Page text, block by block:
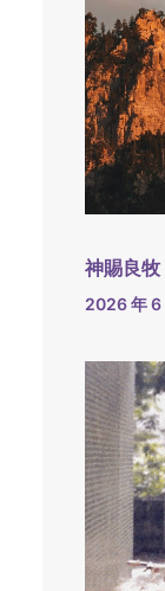
神賜良
2026 年 6